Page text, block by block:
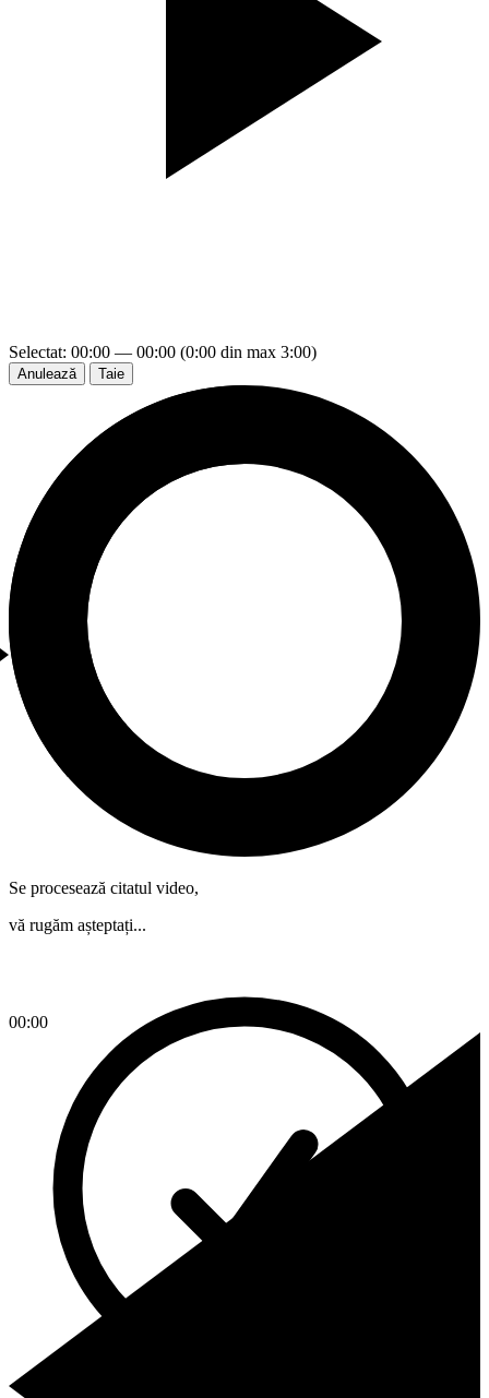
00:00
Selectat: 00:00 — 00:00 (0:00 din max 3:00)
Anulează Taie
Se procesează citatul video,
vă rugăm așteptați...